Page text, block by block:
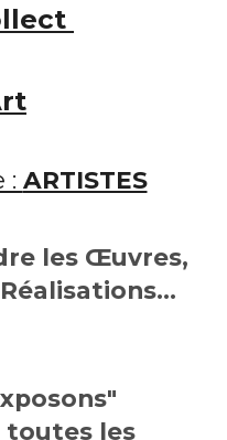
: ARTISTES
les Œuvres,
les